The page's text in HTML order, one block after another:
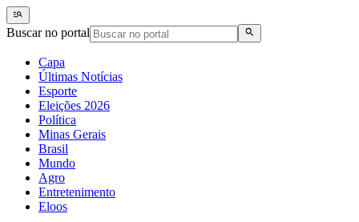
Buscar no portal
Capa
Últimas Notícias
Esporte
Eleições 2026
Política
Minas Gerais
Brasil
Mundo
Agro
Entretenimento
Eloos